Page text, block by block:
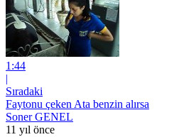
1:44
|
Sıradaki
Faytonu çeken Ata benzin alırsa
Soner GENEL
11 yıl önce